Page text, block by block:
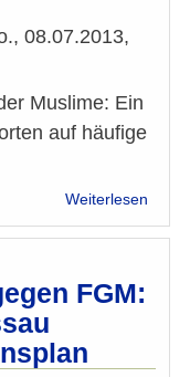
08.07.2013,
Muslime: Ein
auf häufige
Weiterlesen
der
FGM: